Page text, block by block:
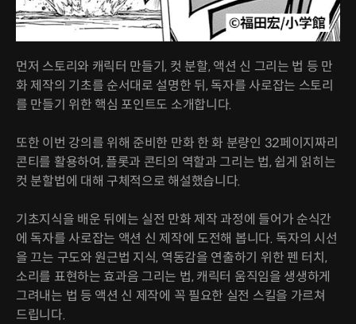
먼저 스토리와 캐릭터 만들기, 컷 분할, 액션 신 그리는 법 등 만
화 제작의 기초를 순서대로 설명한 뒤, 독자를 사로잡는 스토리
를 만들기 위한 핵심 포인트도 소개합니다.
또한 이번 강의를 위해 준비한 만화 한 화 분량인 32페이지짜리
콘티를 활용하여, 플롯과 콘티의 역할과 그리는 법, 쉽게 읽히는
컷 분할법에 대해 구체적으로 해설했습니다.
기초지식을 배운 뒤에는 실전 만화 제작 과정에 들어가 순식간
에 독자를 사로잡는 액션 신 제작에 도전해 봅니다. 독자의 시선
을 끄는 구도와 원근법 지식, 역동감을 연출하기 위한 펜 터치,
소리를 표현하는 효과음 그리는 법, 캐릭터 움직임을 생생하게
그려내는 법 등 액션 신 제작에 꼭 필요한 실전 스킬을 가르쳐
드립니다.